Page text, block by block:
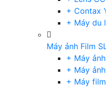
+ Contax
+ Máy du
Máy ảnh Film
+ Máy
+ Máy
+ Máy